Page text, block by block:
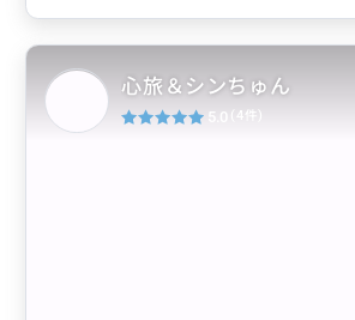
心旅＆シンちゅん
5.0 (4件)